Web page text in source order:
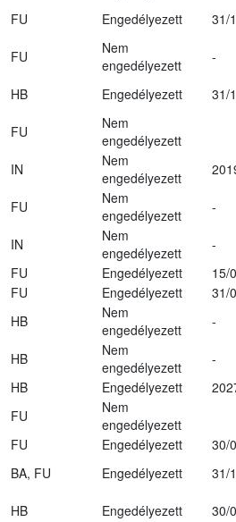
FU Engedélyezett 31/
FU
Nem
engedélyezett
-
HB Engedélyezett 31/
FU
Nem
engedélyezett
IN
Nem
engedélyezett
FU
Nem
engedélyezett
-
IN
Nem
engedélyezett
-
FU Engedélyezett
15/
FU Engedélyezett
31/
HB
Nem
engedélyezett
-
HB
Nem
engedélyezett
-
HB Engedélyezett
FU
Nem
engedélyezett
FU Engedélyezett
30/
BA, FU Engedélyezett
31/
HB Engedélyezett
30/